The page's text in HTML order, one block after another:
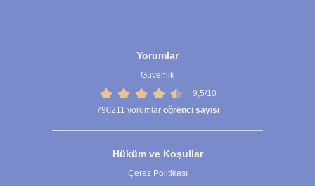
Yorumlar
Güvenlik
9,5/10
790211 yorumlar öğrenci sayısı
Hüküm ve Koşullar
Çerez Politikası